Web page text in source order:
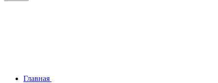
Главная